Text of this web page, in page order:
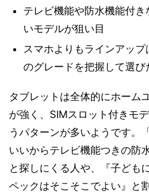
テレビ機能や防水機能付
いモデルが狙い目
スマホよりもラインアッ
のグレードを把握して選び
タブレットは全体的にホーム
が強く、SIMスロット付きモ
うパターンが多いようです。
いいからテレビ機能つきの防
と探しにくる人や、『子ども
ペックはそこそこでよい』と